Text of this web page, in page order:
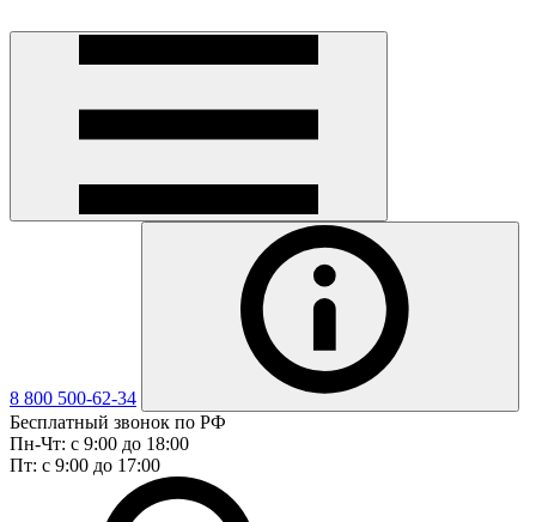
8 800 500-62-34
Бесплатный звонок по РФ
Пн-Чт: с 9:00 до 18:00
Пт: с 9:00 до 17:00